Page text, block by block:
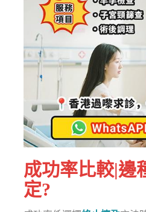
成功率比較|邊
定?